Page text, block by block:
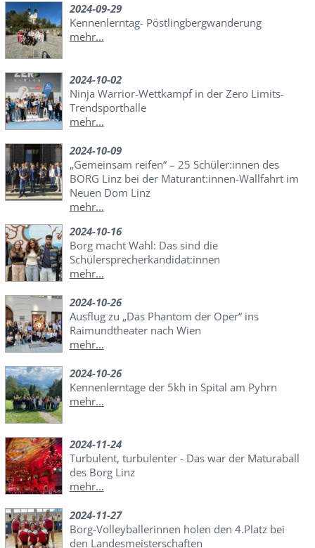
2024-09-29
Kennenlerntag- Pöstlingbergwanderung
mehr...
2024-10-02
Ninja Warrior-Wettkampf in der Zero Limits-
Trendsporthalle
mehr...
2024-10-09
„Gemeinsam reifen“ – 25 Schüler:innen des
BORG Linz bei der Maturant:innen-Wallfahrt im
Neuen Dom Linz
mehr...
2024-10-16
Borg macht Wahl: Das sind die
Schülersprecherkandidat:innen
mehr...
2024-10-26
Ausflug zu „Das Phantom der Oper“ ins
Raimundtheater nach Wien
mehr...
2024-10-26
Kennenlerntage der 5kh in Spital am Pyhrn
mehr...
2024-11-24
Turbulent, turbulenter - Das war der Maturaball
des Borg Linz
mehr...
2024-11-27
Borg-Volleyballerinnen holen den 4.Platz bei
den Landesmeisterschaften